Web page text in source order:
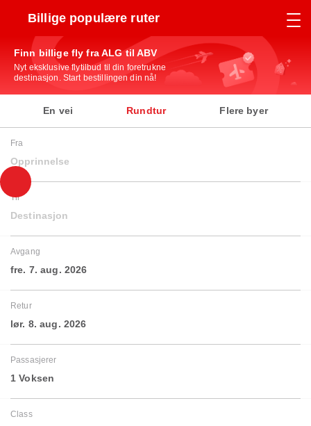
Billige populære ruter
Finn billige fly fra ALG til ABV
Nyt eksklusive flytilbud til din foretrukne
destinasjon. Start bestillingen din nå!
En vei Rundtur Flere byer
Fra
Opprinnelse
Til
Destinasjon
Avgang
fre. 7. aug. 2026
Retur
lør. 8. aug. 2026
Passasjerer
1 Voksen
Class